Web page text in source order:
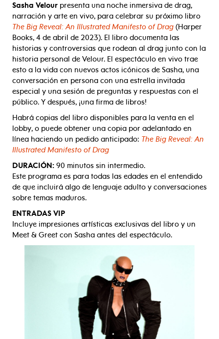
Sasha Velour presenta una noche inmersiva de drag,
narración y arte en vivo, para celebrar su próximo libro
The Big Reveal: An Illustrated Manifesto of Drag (Harper
Books, 4 de abril de 2023). El libro documenta las
historias y controversias que rodean al drag junto con la
historia personal de Velour. El espectáculo en vivo trae
esto a la vida con nuevos actos icónicos de Sasha, una
conversación en persona con una estrella invitada
especial y una sesión de preguntas y respuestas con el
público. Y después, ¡una firma de libros!
Habrá copias del libro disponibles para la venta en el
lobby, o puede obtener una copia por adelantado en
línea haciendo un pedido anticipado: The Big Reveal: An
Illustrated Manifesto of Drag
DURACIÓN: 90 minutos sin intermedio.
Este programa es para todas las edades en el entendido
de que incluirá algo de lenguaje adulto y conversaciones
sobre temas maduros.
ENTRADAS VIP
Incluye impresiones artísticas exclusivas del libro y un
Meet & Greet con Sasha antes del espectáculo.